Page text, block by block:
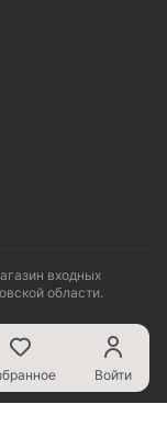
входных
области.
Войти